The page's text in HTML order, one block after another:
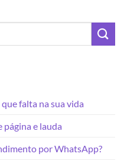
falta na sua vida
página e lauda
por WhatsApp?